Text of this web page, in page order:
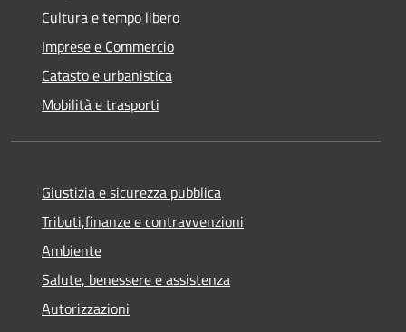
Cultura e tempo libero
Imprese e Commercio
Catasto e urbanistica
Mobilità e trasporti
Giustizia e sicurezza pubblica
Tributi,finanze e contravvenzioni
Ambiente
Salute, benessere e assistenza
Autorizzazioni